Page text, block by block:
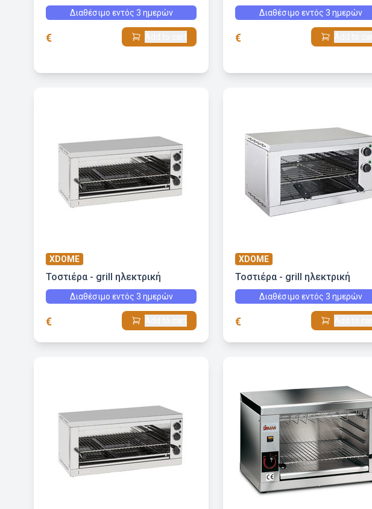
Διαθέσιμο εντός 3 ημερών
€
Διαθέσιμο εντός 3 ημερών
€
XDOME
Τοστιέρα - grill ηλεκτρική
Διαθέσιμο εντός 3 ημερών
€
XDOME
Τοστιέρα - grill ηλεκτρική
Διαθέσιμο εντός 3 ημερών
€